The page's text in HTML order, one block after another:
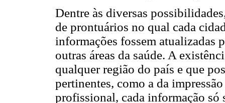
Dentre às diversas
de prontuários no qual cada
informações fossem atualizadas
outras áreas da saúde. A
qualquer região do país e que
pertinentes, como a da
profissional, cada informação só